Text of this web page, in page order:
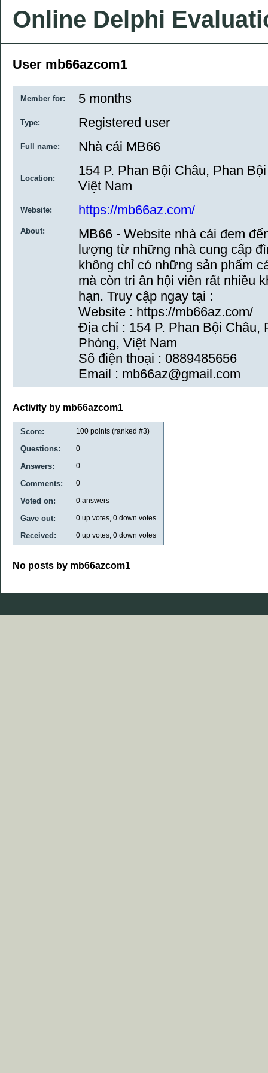
Online Delphi
User mb66azcom1
Member for: 5 months
Type: Registered user
Full name: Nhà cái MB66
Location:
154 P. Phan Bội Châu, Phan
Việt Nam
Website: https://mb66az.com/
About:
MB66 - Website nhà cái đem
lượng từ những nhà cung cấp
không chỉ có những sản phẩm
mà còn tri ân hội viên rất nhiều
hạn. Truy cập ngay tại :
Website : https://mb66az.com/
Địa chỉ : 154 P. Phan Bội Châu,
Phòng, Việt Nam
Số điện thoại : 0889485656
Email : mb66az@gmail.com
Activity by mb66azcom1
Score: 100 points (ranked #3)
Questions: 0
Answers: 0
Comments: 0
Voted on: 0 answers
Gave out: 0 up votes, 0 down votes
Received: 0 up votes, 0 down votes
No posts by mb66azcom1